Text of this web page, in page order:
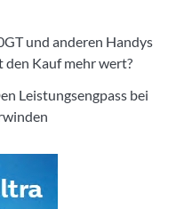
und anderen Handys
den Kauf mehr wert?
Leistungsengpass bei